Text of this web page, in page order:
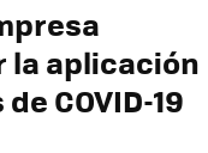
la aplicación
COVID-19